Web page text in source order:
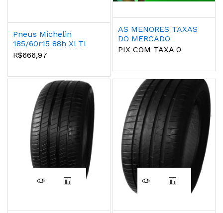
Pneus Michelin
185/60r15 88h Xl Tl
Primacy 4
R$666,97
AS MENORES TAXAS
DO MERCADO
PIX COM TAXA 0